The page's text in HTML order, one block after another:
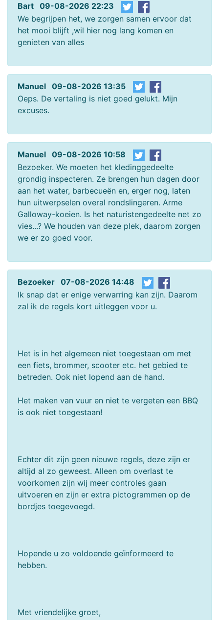
Bart 09-08-2026 22:23
We begrijpen het, we zorgen samen ervoor dat
het mooi blijft ,wil hier nog lang komen en
genieten van alles
Manuel 09-08-2026 13:35
Oeps. De vertaling is niet goed gelukt. Mijn
excuses.
Manuel 09-08-2026 10:58
Bezoeker. We moeten het kledinggedeelte
grondig inspecteren. Ze brengen hun dagen door
aan het water, barbecueën en, erger nog, laten
hun uitwerpselen overal rondslingeren. Arme
Galloway-koeien. Is het naturistengedeelte net zo
vies...? We houden van deze plek, daarom zorgen
we er zo goed voor.
Bezoeker 07-08-2026 14:48
Ik snap dat er enige verwarring kan zijn. Daarom
zal ik de regels kort uitleggen voor u.
Het is in het algemeen niet toegestaan om met
een fiets, brommer, scooter etc. het gebied te
betreden. Ook niet lopend aan de hand.
Het maken van vuur en niet te vergeten een BBQ
is ook niet toegestaan!
Echter dit zijn geen nieuwe regels, deze zijn er
altijd al zo geweest. Alleen om overlast te
voorkomen zijn wij meer controles gaan
uitvoeren en zijn er extra pictogrammen op de
bordjes toegevoegd.
Hopende u zo voldoende geïnformeerd te
hebben.
Met vriendelijke groet,